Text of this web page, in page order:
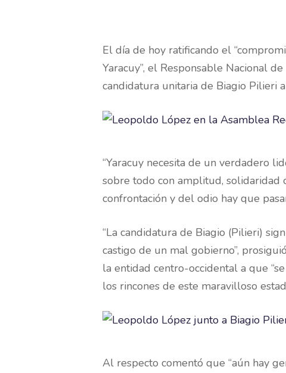
El día de hoy ratificando el
Yaracuy”, el Responsable Nacional
candidatura unitaria de Biagio Pilieri
“Yaracuy necesita de un verdadero
sobre todo con amplitud, solidaridad
confrontación y del odio hay que
“La candidatura de Biagio (Pilieri)
castigo de un mal gobierno”,
la entidad centro-occidental a que
los rincones de este maravilloso
Al respecto comentó que “aún hay